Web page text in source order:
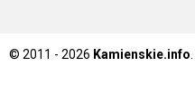
© 2011 - 2026 Kamienskie.info